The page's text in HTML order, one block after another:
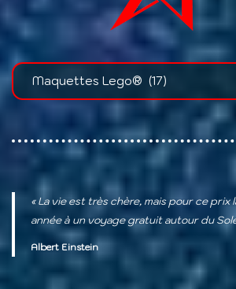
« La vie est très chère, mais pour ce prix
année à un voyage gratuit autour du
Albert Einstein